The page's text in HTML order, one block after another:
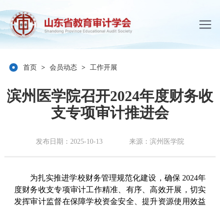
首页 > 会员动态 > 工作开展
滨州医学院召开2024年度财务收
支专项审计推进会
发布日期：2025-10-13 来源：滨州医学院
为扎实推进学校财务管理规范化建设，确保 2024年
度财务收支专项审计工作精准、有序、高效开展，切实
发挥审计监督在保障学校资金安全、提升资源使用效益